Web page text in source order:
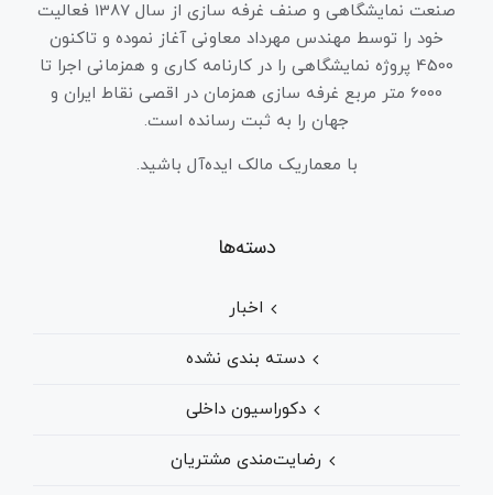
صنعت نمایشگاهی و صنف غرفه سازی از سال 1387 فعالیت
خود را توسط مهندس مهرداد معاونی آغاز نموده و تاکنون
4500 پروژه نمایشگاهی را در کارنامه کاری و همزمانی اجرا تا
6000 متر مربع غرفه سازی همزمان در اقصی نقاط ایران و
جهان را به ثبت رسانده است.
با معماریک مالک ایده‌آل باشید.
دسته‌ها
اخبار
دسته بندی نشده
دکوراسیون داخلی
رضایت‌مندی مشتریان